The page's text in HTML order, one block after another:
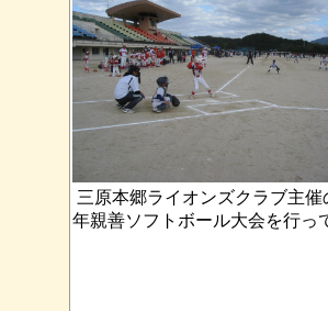
三原本郷ライオンズクラブ主催
年親善ソフトボール大会を行っ